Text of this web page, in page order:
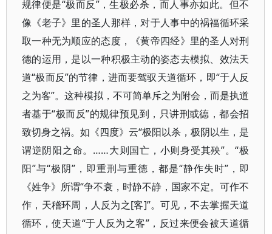
规律便是“极而反”，生极必杀，而人事亦如此。但不
像《老子》里的圣人那样，对于人事中的祸福循环采
取一种无为顺应的态度，《黄帝四经》里的圣人对刑
德的运用，是以一种积极主动的姿态去模拟、效法天
道“极而反”的节律，进而要驾驭天道循环，即“于人反
之为客”。这种模拟，不可简单斥之为附会，而是执道
者基于“极而反”的规律预见到，只讲刑或德，都会招
致切身之祸。如《四度》云“极阳以杀，极阴以生，是
谓逆阴阳之命。……大则国亡，小则身受其殃”。“极
阳”与“极阴”，即重刑与重德，都是“静作失时”，即
《姓争》所谓“争不衰，时静不静，国家不定。可作不
作，天稽环周，人反为之[客]”。可见，不去掌握天道
循环，使天道“于人反为之客”，反过来便会被天道循